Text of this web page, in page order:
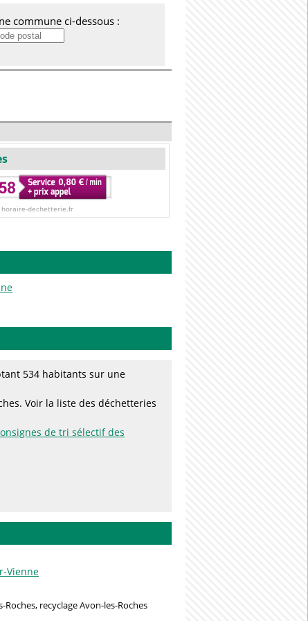
commune ci-dessous :
dechetterie.fr
534 habitants sur une
Voir la liste des déchetteries
de tri sélectif des
Vienne
Roches, recyclage Avon-les-Roches